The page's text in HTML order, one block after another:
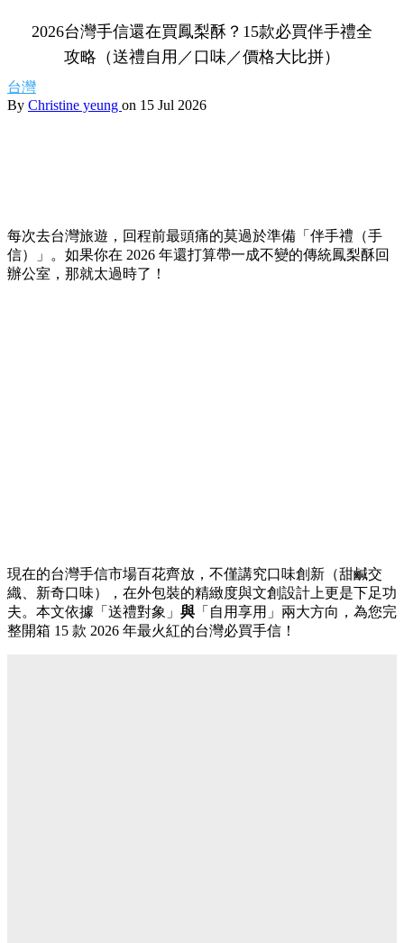
2026台灣手信還在買鳳梨酥？15款必買伴手禮全
攻略（送禮自用／口味／價格大比拼）
台灣
By Christine yeung on 15 Jul 2026
每次去台灣旅遊，回程前最頭痛的莫過於準備「伴手禮（手
信）」。如果你在 2026 年還打算帶一成不變的傳統鳳梨酥回
辦公室，那就太過時了！
現在的台灣手信市場百花齊放，不僅講究口味創新（甜鹹交
織、新奇口味），在外包裝的精緻度與文創設計上更是下足功
夫。本文依據「送禮對象」 與 「自用享用」兩大方向，為您完
整開箱 15 款 2026 年最火紅的台灣必買手信！